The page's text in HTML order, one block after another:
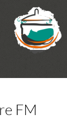
FM